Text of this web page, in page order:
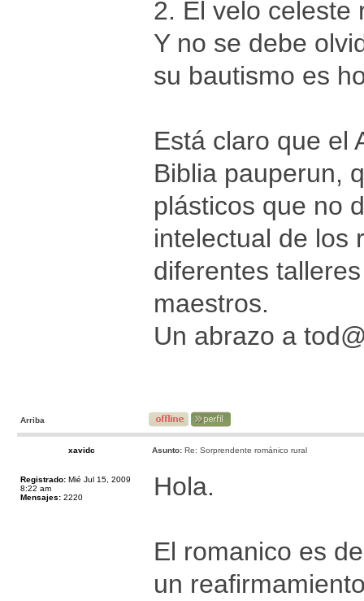
2. El velo celeste
Y no se debe
su bautismo es
Está claro que el
Biblia pauperun,
plásticos que no
intelectual de los
diferentes
maestros.
Un abrazo a
Arriba
xavidc Asunto: Re: Sorprendente románico rural
Registrado: Mié Jul 15, 2009
8:22 am
Mensajes: 2220 Hola.
El romanico es
un